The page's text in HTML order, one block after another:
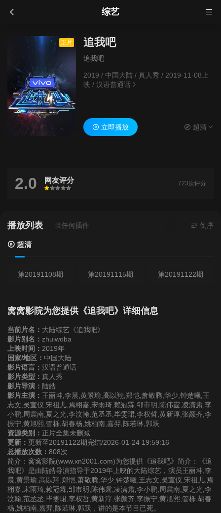
综艺
正片 追我吧
追我吧
2019 / 中国大陆 / 真人秀/ 2019-11-08上
映 / 汉语普通话
立即播放 超清
2.0 网友评分
很差
较差还行推荐力荐
723次评分
播放列表
超清- 无需安装任何插件 倒序
超清
第20191108期 第20191115期 第20191122期
窝窝影院为您提供《追我吧》详细信息
当前片名： 大陆综艺《追我吧》
影片别名： zhuiwoba
上映时间： 2019年
国家/地区： 中国大陆
影片语言： 汉语普通话
影片类型： 真人秀
影片导演： 陆皓
影片主演： 王丽坤,李晨,黄景瑜,高以翔,郑恺,萧敬腾,华少,钟楚曦,王
志文,吴宣仪,宋祖儿,焉栩嘉,宋雨琦,赖冠霖,邹市明,陈伟霆,凌潇肃,李
小鹏,周震南,夏之光,李汶翰,范丞丞,毕雯珺,李权哲,黄新淳,张颜齐,李
振宁,黄旭熙,管栎,胡春杨,姚柏南,嘉羿,陈若琳,郭跃
资源类别： 正片全集未删减
更新： 更新至20191122期完结/2026-01-24 19:59:16
总播放次数： 808次
简介：窝窝影院(www.xn2001.com)为您提供《追我吧》简介：《追
我吧》是由陆皓导演指导于2019年上映的大陆综艺，演员王丽坤,李
晨,黄景瑜,高以翔,郑恺,萧敬腾,华少,钟楚曦,王志文,吴宣仪,宋祖儿,焉
栩嘉,宋雨琦,赖冠霖,邹市明,陈伟霆,凌潇肃,李小鹏,周震南,夏之光,李
汶翰,范丞丞,毕雯珺,李权哲,黄新淳,张颜齐,李振宁,黄旭熙,管栎,胡春
杨,姚柏南,嘉羿,陈若琳,郭跃，讲的是本节目已死。